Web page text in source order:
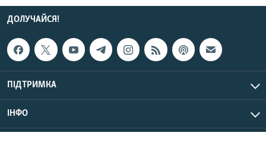
ДОЛУЧАЙСЯ!
ПІДТРИМКА
ІНФО